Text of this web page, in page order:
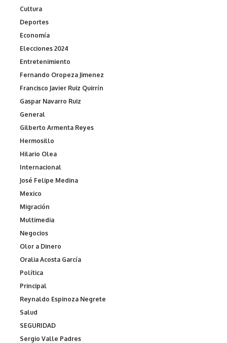
Cultura
Deportes
Economía
Elecciones 2024
Entretenimiento
Fernando Oropeza Jimenez
Francisco Javier Ruiz Quirrín
Gaspar Navarro Ruiz
General
Gilberto Armenta Reyes
Hermosillo
Hilario Olea
Internacional
José Felipe Medina
Mexico
Migración
Multimedia
Negocios
Olor a Dinero
Oralia Acosta García
Política
Principal
Reynaldo Espinoza Negrete
Salud
SEGURIDAD
Sergio Valle Padres